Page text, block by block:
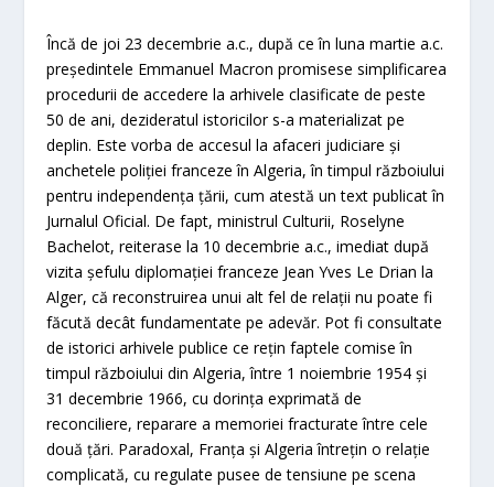
Încă de joi 23 decembrie a.c., după ce în luna martie a.c.
preşedintele Emmanuel Macron promisese simplificarea
procedurii de accedere la arhivele clasificate de peste
50 de ani, dezideratul istoricilor s-a materializat pe
deplin. Este vorba de accesul la afaceri judiciare şi
anchetele poliţiei franceze în Algeria, în timpul războiului
pentru independenţa ţării, cum atestă un text publicat în
Jurnalul Oficial. De fapt, ministrul Culturii, Roselyne
Bachelot, reiterase la 10 decembrie a.c., imediat după
vizita şefulu diplomaţiei franceze Jean Yves Le Drian la
Alger, că reconstruirea unui alt fel de relaţii nu poate fi
făcută decât fundamentate pe adevăr. Pot fi consultate
de istorici arhivele publice ce reţin faptele comise în
timpul războiului din Algeria, între 1 noiembrie 1954 şi
31 decembrie 1966, cu dorinţa exprimată de
reconciliere, reparare a memoriei fracturate între cele
două ţări. Paradoxal, Franţa şi Algeria întreţin o relaţie
complicată, cu regulate pusee de tensiune pe scena